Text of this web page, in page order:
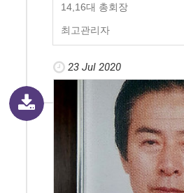
14,16대 총회장
최고관리자
23 Jul 2020